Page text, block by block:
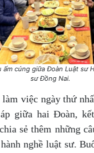
ấm cúng giữa Đoàn Luật sư
sư Đồng Nai.
việc ngày thứ
giữa hai Đoàn,
sẻ thêm những
nghề luật sư.